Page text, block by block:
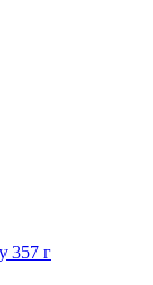
357 г